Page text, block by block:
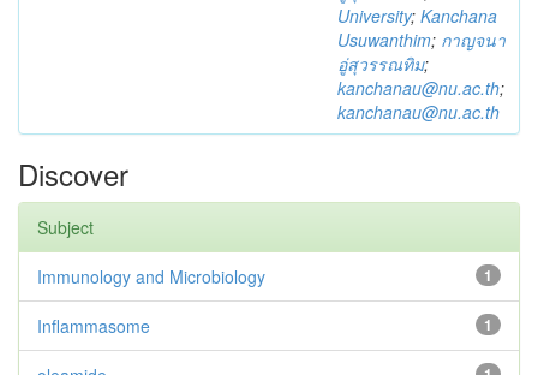
University; Kanchana
Usuwanthim; กาญจนา
อู่สุวรรณทิม;
kanchanau@nu.ac.th;
kanchanau@nu.ac.th
Discover
Subject
1
Immunology and Microbiology
1
Inflammasome